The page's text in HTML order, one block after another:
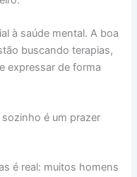
à saúde mental. A boa
buscando terapias,
expressar de forma
é um prazer
é real: muitos homens